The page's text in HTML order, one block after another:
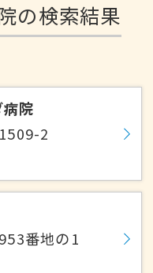
の検索結果
院
2
番地の1